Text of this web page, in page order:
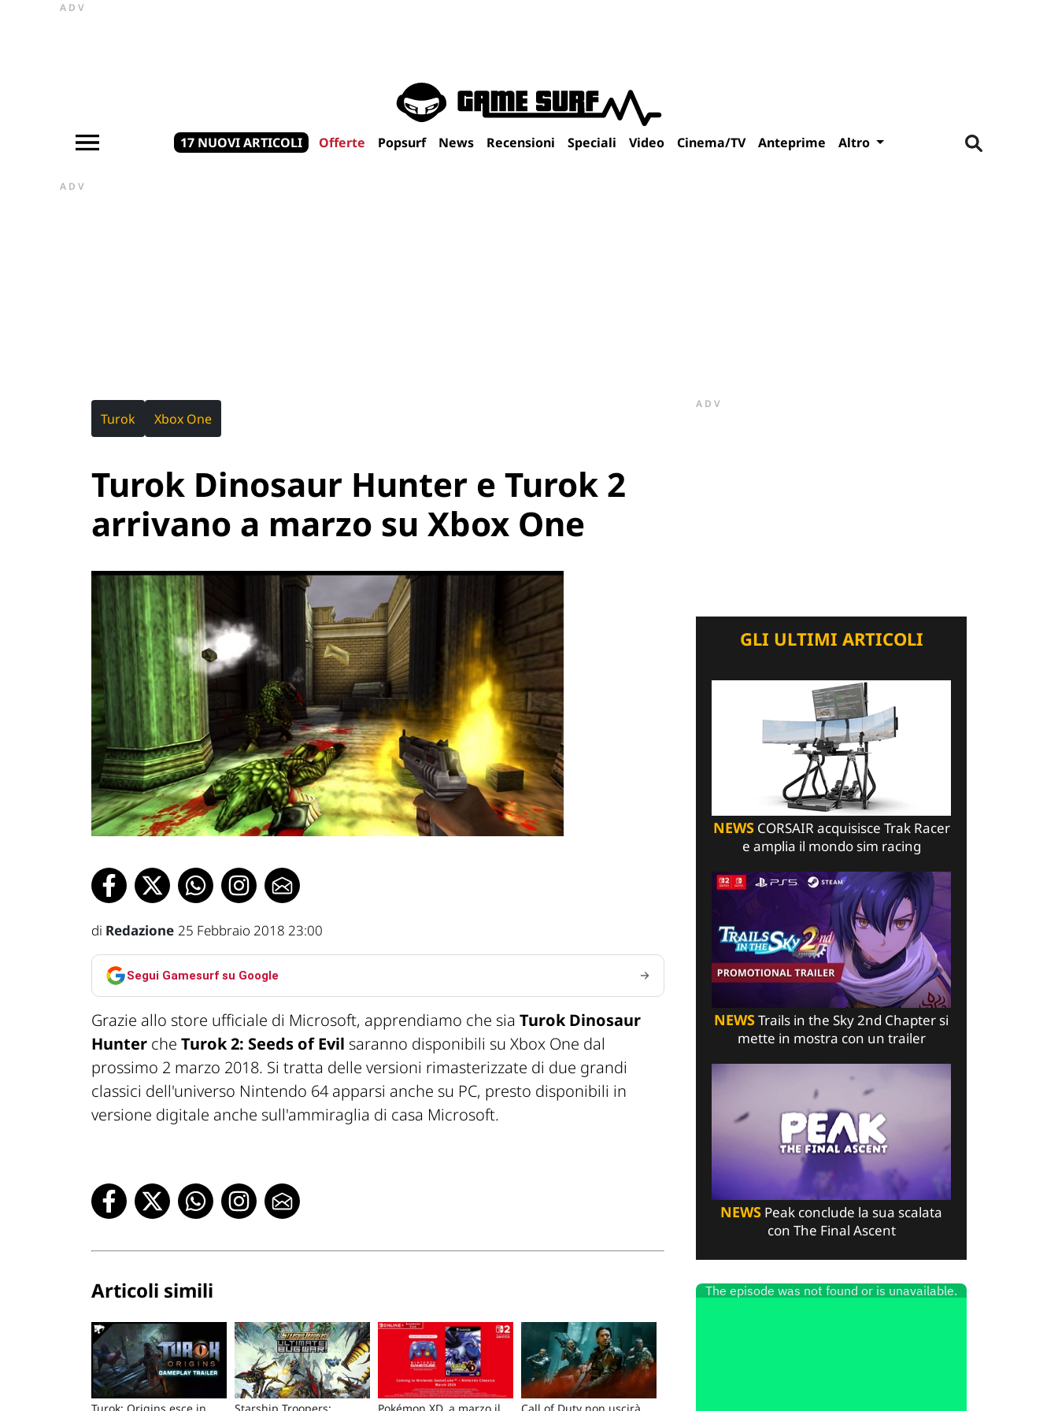
ADV
17 NUOVI ARTICOLI Offerte Popsurf News Recensioni Speciali Video Cinema/TV Anteprime Altro
ADV
Turok Xbox One
Turok Dinosaur Hunter e Turok 2
arrivano a marzo su Xbox One
di Redazione 25 Febbraio 2018 23:00
Segui Gamesurf su Google
Grazie allo store ufficiale di Microsoft, apprendiamo che sia Turok Dinosaur
Hunter che Turok 2: Seeds of Evil saranno disponibili su Xbox One dal
prossimo 2 marzo 2018. Si tratta delle versioni rimasterizzate di due grandi
classici dell'universo Nintendo 64 apparsi anche su PC, presto disponibili in
versione digitale anche sull'ammiraglia di casa Microsoft.
Articoli simili
ADV
GLI ULTIMI ARTICOLI
NEWSCORSAIR acquisisce Trak Racer
e amplia il mondo sim racing
NEWSTrails in the Sky 2nd Chapter si
mette in mostra con un trailer
NEWS Peak conclude la sua scalata
con The Final Ascent